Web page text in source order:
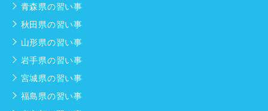
青森県の習い事
秋田県の習い事
山形県の習い事
岩手県の習い事
宮城県の習い事
福島県の習い事